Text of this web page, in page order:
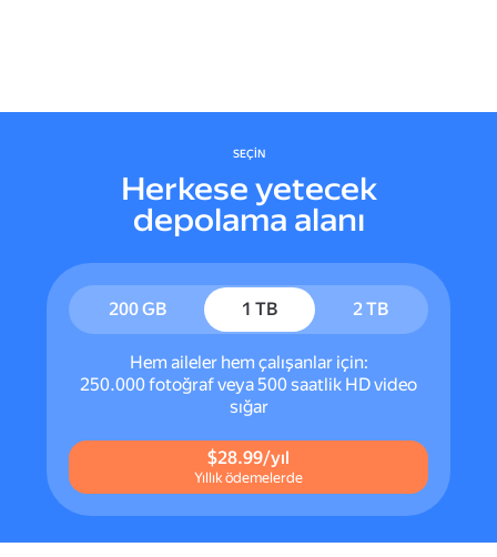
SEÇIN
Herkese yetecek
depolama alanı
200 GB 1 TB 2 TB
Hem aileler hem çalışanlar için:
250.000 fotoğraf veya 500 saatlik HD video
sığar
$28.99/yıl
Yıllık ödemelerde